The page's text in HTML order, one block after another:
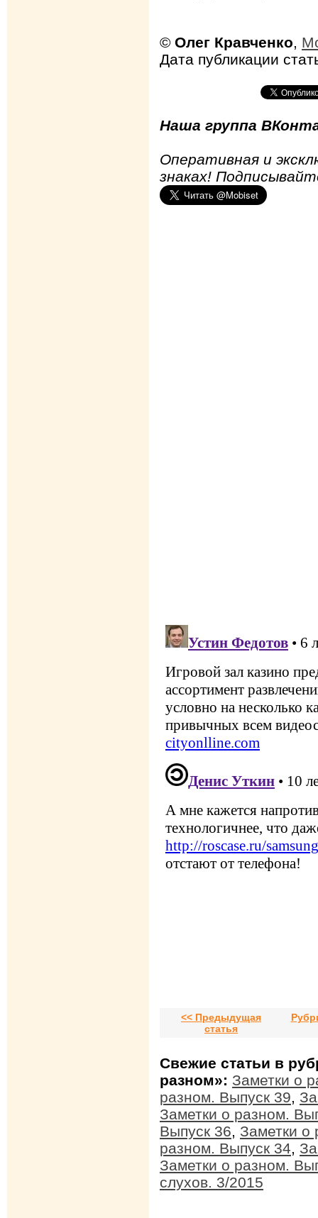
© Олег Кравченко,
Дата публикации
Наша группа
Оперативная и
знаках!
<< Предыдущая
статья
Свежие статьи в
разном»: Заметки о
разном. Выпуск 39,
Заметки о разном.
Выпуск 36, Заметки о
разном. Выпуск 34,
Заметки о разном.
слухов. 3/2015